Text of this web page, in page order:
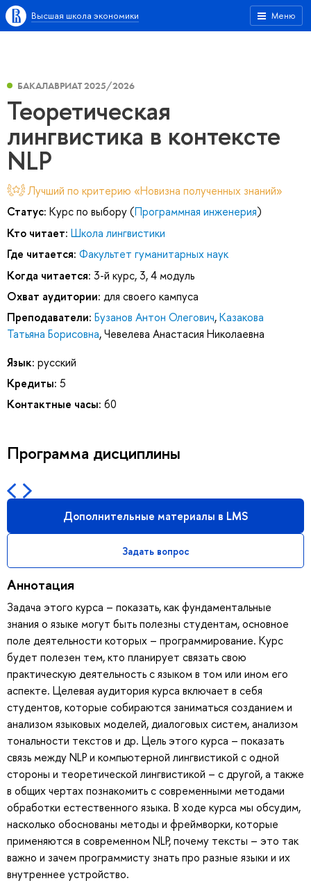
Меню
Высшая школа экономики
БАКАЛАВРИАТ 2025/2026
Теоретическая
лингвистика в контексте
NLP
Лучший по критерию «Новизна полученных знаний»
Статус: Курс по выбору (Программная инженерия)
Кто читает: Школа лингвистики
Где читается: Факультет гуманитарных наук
Когда читается: 3-й курс, 3, 4 модуль
Охват аудитории: для своего кампуса
Преподаватели: Бузанов Антон Олегович,Казакова
Татьяна Борисовна,Чевелева Анастасия Николаевна
Язык: русский
Кредиты: 5
Контактные часы: 60
Программа дисциплины
Дополнительные материалы в LMS
Задать вопрос
Аннотация
Задача этого курса – показать, как фундаментальные
знания о языке могут быть полезны студентам, основное
поле деятельности которых – программирование. Курс
будет полезен тем, кто планирует связать свою
практическую деятельность с языком в том или ином его
аспекте. Целевая аудитория курса включает в себя
студентов, которые собираются заниматься созданием и
анализом языковых моделей, диалоговых систем, анализом
тональности текстов и др. Цель этого курса – показать
связь между NLP и компьютерной лингвистикой с одной
стороны и теоретической лингвистикой – с другой, а также
в общих чертах познакомить с современными методами
обработки естественного языка. В ходе курса мы обсудим,
насколько обоснованы методы и фреймворки, которые
применяются в современном NLP, почему тексты – это так
важно и зачем программисту знать про разные языки и их
внутреннее устройство.